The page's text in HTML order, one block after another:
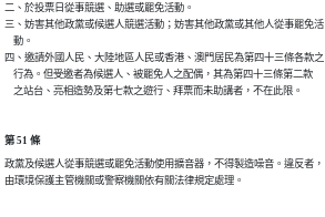
二、於投票日從事競選、助選或罷免活動。
三、妨害其他政黨或候選人競選活動；妨害其他政黨或其他人從事罷免活
    動。
四、邀請外國人民、大陸地區人民或香港、澳門居民為第四十三條各款之
    行為。但受邀者為候選人、被罷免人之配偶，其為第四十三條第二款
    之站台、亮相造勢及第七款之遊行、拜票而未助講者，不在此限。
第 51 條
政黨及候選人從事競選或罷免活動使用擴音器，不得製造噪音。違反者，
由環境保護主管機關或警察機關依有關法律規定處理。